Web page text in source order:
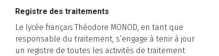
Registre des traitements
Le lycée français Théodore MONOD, en tant que
responsable du traitement, s’engage à tenir à jour
un registre de toutes les activités de traitement